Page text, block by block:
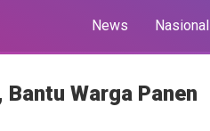
News Nasional
Warga Panen